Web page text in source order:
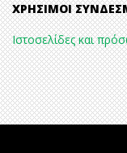
ΧΡΉΣΙΜΟΙ
Ιστοσελίδες και